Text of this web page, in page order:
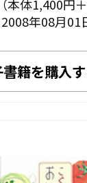
本体1,400円＋
年08月01
籍を購入